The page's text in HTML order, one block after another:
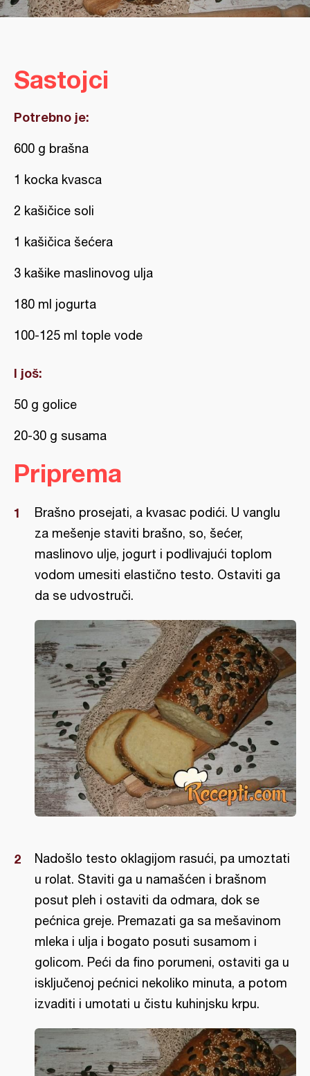
Sastojci
Potrebno je:
600 g brašna
1 kocka kvasca
2 kašičice soli
1 kašičica šećera
3 kašike maslinovog ulja
180 ml jogurta
100-125 ml tople vode
I još:
50 g golice
20-30 g susama
Priprema
Brašno prosejati, a kvasac podići. U vanglu
za mešenje staviti brašno, so, šećer,
maslinovo ulje, jogurt i podlivajući toplom
vodom umesiti elastično testo. Ostaviti ga
da se udvostruči.
Nadošlo testo oklagijom rasući, pa umoztati
u rolat. Staviti ga u namašćen i brašnom
posut pleh i ostaviti da odmara, dok se
pećnica greje. Premazati ga sa mešavinom
mleka i ulja i bogato posuti susamom i
golicom. Peći da fino porumeni, ostaviti ga u
isključenoj pećnici nekoliko minuta, a potom
izvaditi i umotati u čistu kuhinjsku krpu.